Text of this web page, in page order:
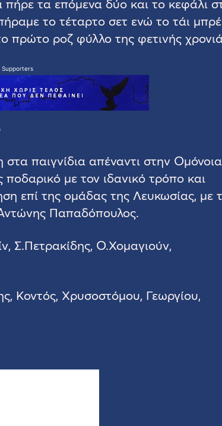
τα επόμενα δύο και το κεφάλι
το τέταρτο σετ ενώ το τάι
πρώτο ροζ φύλλο της φετινής
Supporters
παιγνίδια απέναντι στην
με τον ιδανικό τρόπο και
επί της ομάδας της Λευκωσίας, με
Παπαδόπουλος.
Σ.Πετρακίδης, Ο.Χομαγιούν,
Κοντός, Χρυσοστόμου, Γεωργίου,